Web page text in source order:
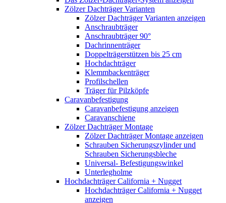
Zölzer Dachträger Varianten
Zölzer Dachträger Varianten anzeigen
Anschraubträger
Anschraubträger 90°
Dachrinnenträger
Doppelträgerstützen bis 25 cm
Hochdachträger
Klemmbackenträger
Profilschellen
Träger für Pilzköpfe
Caravanbefestigung
Caravanbefestigung anzeigen
Caravanschiene
Zölzer Dachträger Montage
Zölzer Dachträger Montage anzeigen
Schrauben Sicherungszylinder und
Schrauben Sicherungsbleche
Universal- Befestigungswinkel
Unterlegholme
Hochdachträger California + Nugget
Hochdachträger California + Nugget
anzeigen